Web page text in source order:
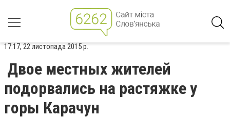
17:17, 22 листопада 2015 р.
Двое местных жителей
подорвались на растяжке у
горы Карачун